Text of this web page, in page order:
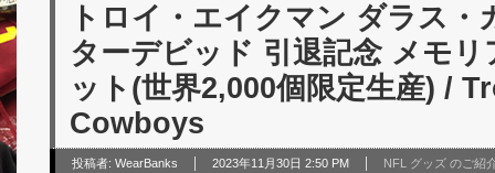
トロイ・エイクマン ダラス
ターデビッド 引退記念 メモ
ット(世界2,000個限定生産) /
Cowboys
投稿者: WearBanks 2023年11月30日 2:50 PM
NFL グッズ のご紹